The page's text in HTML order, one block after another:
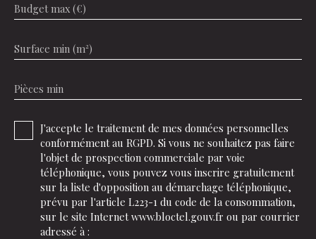
Budget max (€)
Surface min (m²)
Pièces min
J'accepte le traitement de mes données personnelles
conformément au RGPD. Si vous ne souhaitez pas faire
l'objet de prospection commerciale par voie
téléphonique, vous pouvez vous inscrire gratuitement
sur la liste d'opposition au démarchage téléphonique,
prévu par l'article L223-1 du code de la consommation,
sur le site Internet www.bloctel.gouv.fr ou par courrier
adressé à :